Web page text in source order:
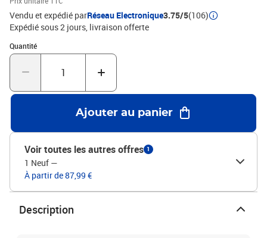
avec le dispositif de fixation murale fourni.Couleur : sonoma
grisMatériau : bois d'ingénierie, verreDimensions : 96 x 39 x 142
cm (l x P x H)L'assemblage est requisLegal Documents:Vous
trouverez ici plus de détails sur la façon d'empêcher vos meubles
de basculer
Vendu et expédié parRéseau Electronique3.75/5(106)
Expédié sous 2 jours livraison offerte
Quantité
Quantité : 1
Ajouter au panier
Voir toutes les autres offres 1
1 Neuf —
À partir de 87,99 €
Description